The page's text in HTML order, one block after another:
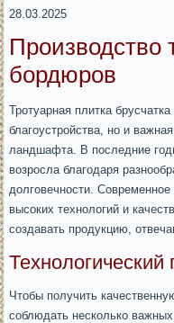
28.03.2025
Производство
бордюров
Тротуарная плитка
благоустройства, но и
ландшафта. В последние
возросла благодаря
долговечности. Современное
высоких технологий и
создавать продукцию,
Чтобы получить
соблюдать несколько